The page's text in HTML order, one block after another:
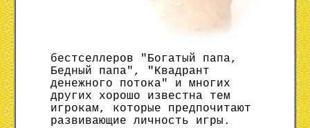
бестселлеров "Богатый папа,
Бедный папа", "Квадрант
денежного потока" и многих
других хорошо известна тем
игрокам, которые предпочитают
развивающие личность игры.